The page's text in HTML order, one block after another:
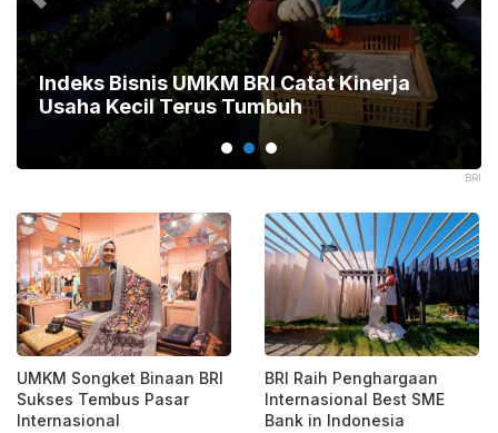
BRI
Indeks Bisnis UMKM BRI Catat Kinerja
Usaha Kecil Terus Tumbuh
UMKM Songket Binaan BRI
Sukses Tembus Pasar
Internasional
BRI Raih Penghargaan
Internasional Best SME
Bank in Indonesia